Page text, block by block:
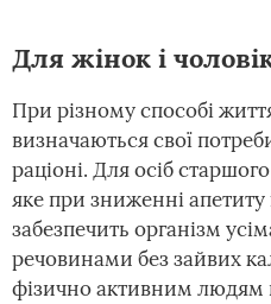
Для жінок і
При різному способі
визначаються свої
раціоні. Для осіб
яке при зниженні апетиту
забезпечить організм
речовинами без зайвих
фізично активним людям